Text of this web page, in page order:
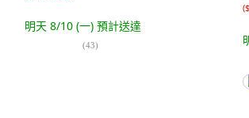
明天 8/10 (一) 預計送達
(43)
(